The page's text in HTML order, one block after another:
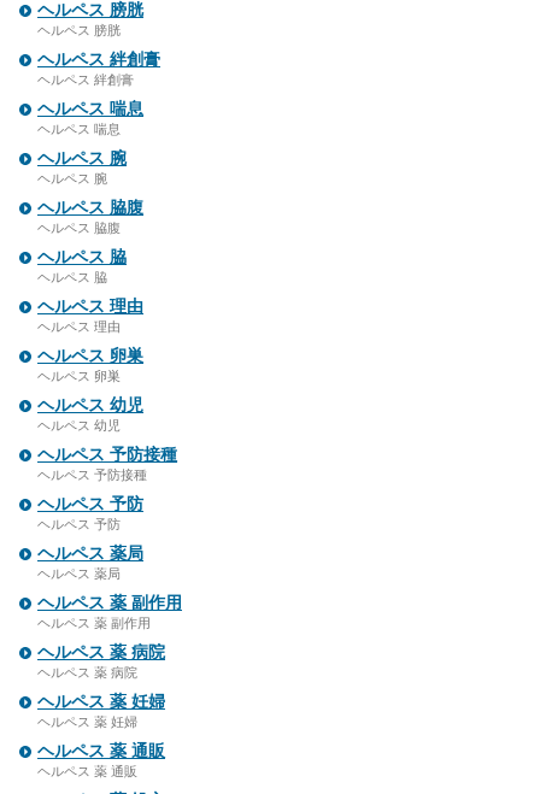
ヘルペス 膀胱
ヘルペス 膀胱
ヘルペス 絆創膏
ヘルペス 絆創膏
ヘルペス 喘息
ヘルペス 喘息
ヘルペス 腕
ヘルペス 腕
ヘルペス 脇腹
ヘルペス 脇腹
ヘルペス 脇
ヘルペス 脇
ヘルペス 理由
ヘルペス 理由
ヘルペス 卵巣
ヘルペス 卵巣
ヘルペス 幼児
ヘルペス 幼児
ヘルペス 予防接種
ヘルペス 予防接種
ヘルペス 予防
ヘルペス 予防
ヘルペス 薬局
ヘルペス 薬局
ヘルペス 薬 副作用
ヘルペス 薬 副作用
ヘルペス 薬 病院
ヘルペス 薬 病院
ヘルペス 薬 妊婦
ヘルペス 薬 妊婦
ヘルペス 薬 通販
ヘルペス 薬 通販